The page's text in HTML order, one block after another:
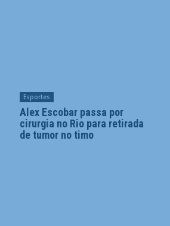
Esportes
Alex Escobar passa por
cirurgia no Rio para retirada
de tumor no timo